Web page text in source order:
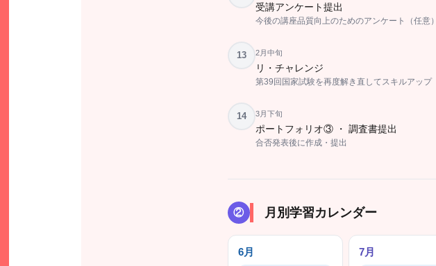
受講アンケート提出
今後の講座品質向上のためのアンケート（任意）
13 2月中旬
リ・チャレンジ
第39回国家試験を再度解き直してスキルアップ
14 3月下旬
ポートフォリオ③ ・ 調査書提出
合否発表後に作成・提出
② 月別学習カレンダー
6月 7月